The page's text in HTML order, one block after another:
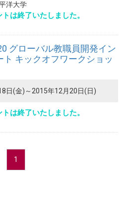
洋大学
は終了いたしました。
グローバル教職員開発イン
ト キックオフワークショッ
日(金)～2015年12月20日(日)
は終了いたしました。
1